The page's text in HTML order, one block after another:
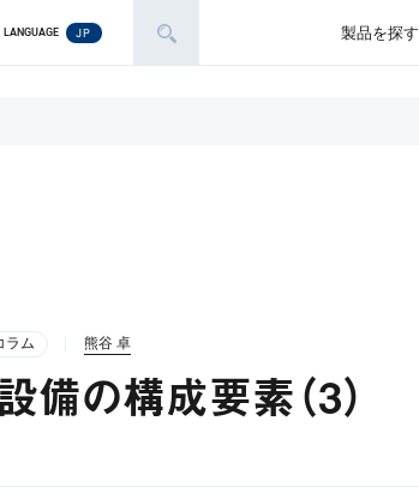
LANGUAGE JP 製品を探す
ラム 熊谷 卓
備の構成要素（3）